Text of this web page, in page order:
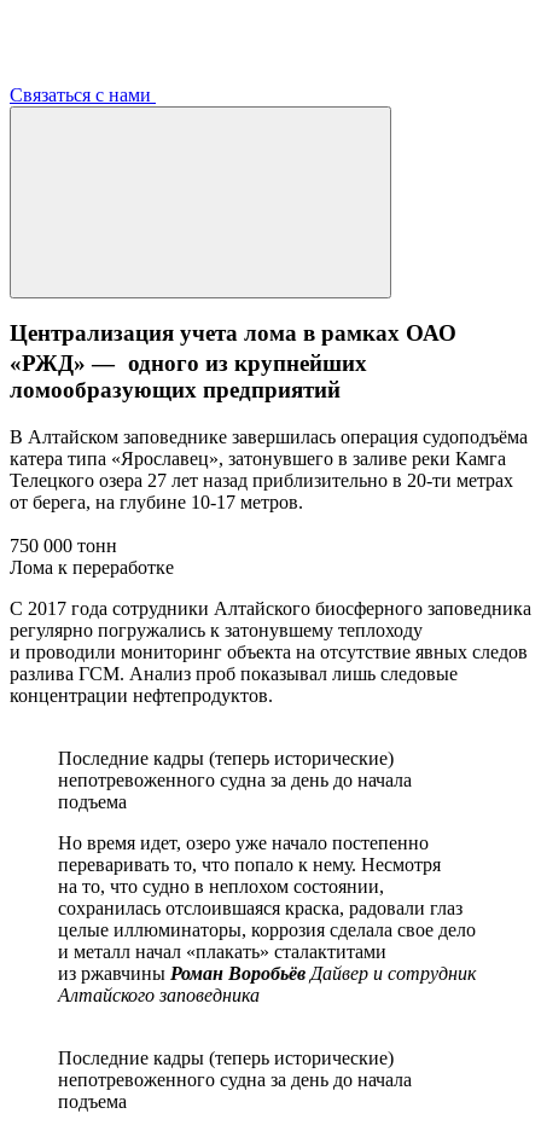
Связаться с нами
Централизация учета лома в рамках ОАО
«РЖД» — одного из крупнейших
ломообразующих предприятий
В Алтайском заповеднике завершилась операция судоподъёма
катера типа «Ярославец», затонувшего в заливе реки Камга
Телецкого озера 27 лет назад приблизительно в 20-ти метрах
от берега, на глубине 10-17 метров.
750 000 тонн
Лома к переработке
С 2017 года сотрудники Алтайского биосферного заповедника
регулярно погружались к затонувшему теплоходу
и проводили мониторинг объекта на отсутствие явных следов
разлива ГСМ. Анализ проб показывал лишь следовые
концентрации нефтепродуктов.
Последние кадры (теперь исторические)
непотревоженного судна за день до начала
подъема
Но время идет, озеро уже начало постепенно
переваривать то, что попало к нему. Несмотря
на то, что судно в неплохом состоянии,
сохранилась отслоившаяся краска, радовали глаз
целые иллюминаторы, коррозия сделала свое дело
и металл начал «плакать» сталактитами
из ржавчины Роман Воробьёв Дайвер и сотрудник
Алтайского заповедника
Последние кадры (теперь исторические)
непотревоженного судна за день до начала
подъема